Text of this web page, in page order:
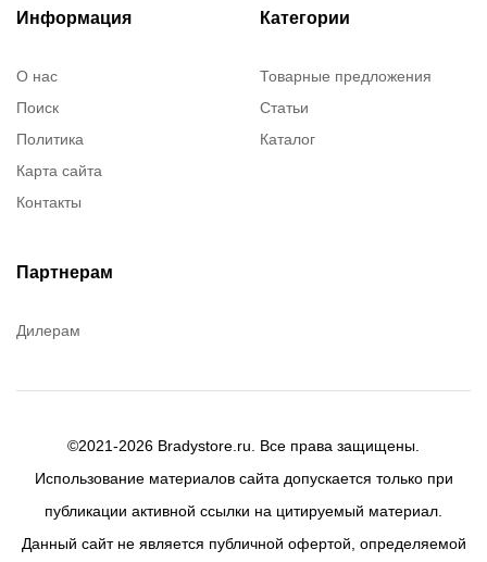
Информация
О нас
Поиск
Политика
Карта сайта
Контакты
Категории
Товарные предложения
Статьи
Каталог
Партнерам
Дилерам
©2021-2026 Bradystore.ru. Все права защищены.
Использование материалов сайта допускается только при
публикации активной ссылки на цитируемый материал.
Данный сайт не является публичной офертой, определяемой